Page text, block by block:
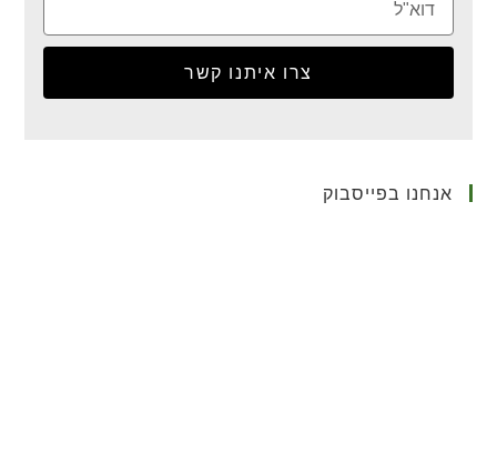
צרו איתנו קשר
אנחנו בפייסבוק